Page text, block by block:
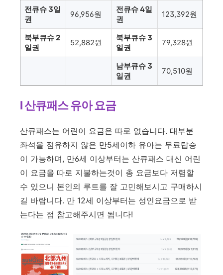
전큐슈 3일
권
96,956원
전큐슈 4일
권
123,392원
북부큐슈 2
일권
52,882원
북부큐슈 3
일권
79,328원
남부큐슈 3
일권
70,510원
l 산큐패스 유아 요금
산큐패스는 어린이 요금은 따로 없습니다. 대부분
좌석을 점유하지 않은 만5세이하 유아는 무료탑승
이 가능하며, 만6세 이상부터는 산큐패스 대신 어린
이 요금을 따로 지불하는것이 총 요금보다 저렴할
수 있으니 본인의 루트를 잘 고민해보시고 구매하시
길 바랍니다. 만 12세 이상부터는 성인요금으로 받
는다는 점 참고해주시면 됩니다!